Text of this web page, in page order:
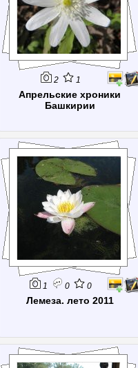
2 1
Апрельские хроники
Башкирии
1 0 0
Лемеза. лето 2011